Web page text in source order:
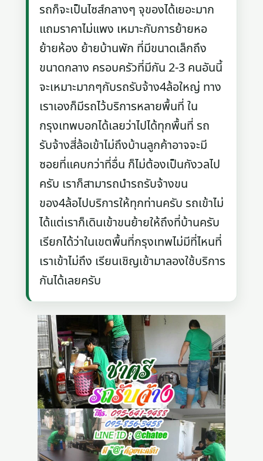
รถก็จะเป็นไซส์กลางๆ จุของได้เยอะมาก
แถมราคาไม่แพง เหมาะกับการย้ายหอ
ย้ายห้อง ย้ายบ้านพัก ที่มีขนาดเล็กถึง
ขนาดกลาง ครอบครัวที่มีกัน 2-3 คนอันนี้
จะเหมาะมากๆกับรถรับจ้าง4ล้อใหญ่ ทาง
เราเองก็มีรถไว้บริการหลายพื้นที่ ใน
กรุงเทพบอกได้เลยว่าไปได้ทุกพื้นที่ รถ
รับจ้างสี่ล้อเข้าไม่ถึงบ้านลูกค้าอาจจะมี
ซอยที่แคบกว่าที่อื่น ก็ไม่ต้องเป็นกังวลไป
ครับ เราก็สามารถนำรถรับจ้างขน
ของ4ล้อไปบริการให้ทุกท่านครับ รถเข้าไม่
ได้แต่เราก็เดินเข้าขนย้ายให้ถึงที่บ้านครับ
เรียกได้ว่าในเขตพื้นที่กรุงเทพไม่มีที่ไหนที่
เราเข้าไม่ถึง เรียนเชิญเข้ามาลองใช้บริการ
กันได้เลยครับ